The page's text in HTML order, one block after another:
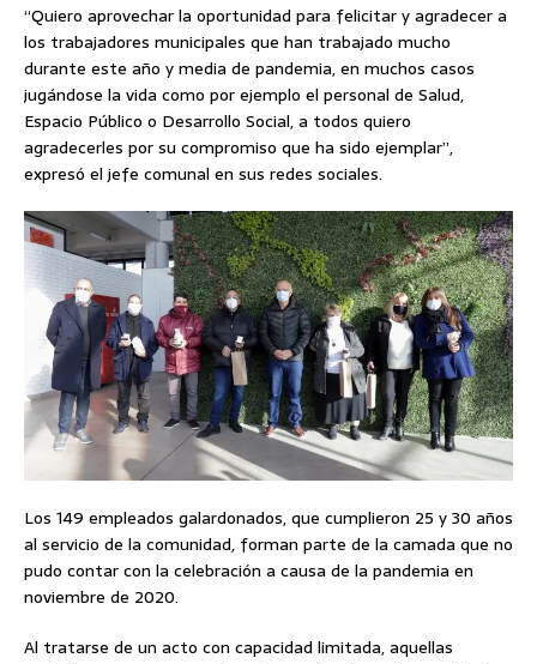
“Quiero aprovechar la oportunidad para felicitar y agradecer a
los trabajadores municipales que han trabajado mucho
durante este año y media de pandemia, en muchos casos
jugándose la vida como por ejemplo el personal de Salud,
Espacio Público o Desarrollo Social, a todos quiero
agradecerles por su compromiso que ha sido ejemplar”,
expresó el jefe comunal en sus redes sociales.
Los 149 empleados galardonados, que cumplieron 25 y 30 años
al servicio de la comunidad, forman parte de la camada que no
pudo contar con la celebración a causa de la pandemia en
noviembre de 2020.
Al tratarse de un acto con capacidad limitada, aquellas